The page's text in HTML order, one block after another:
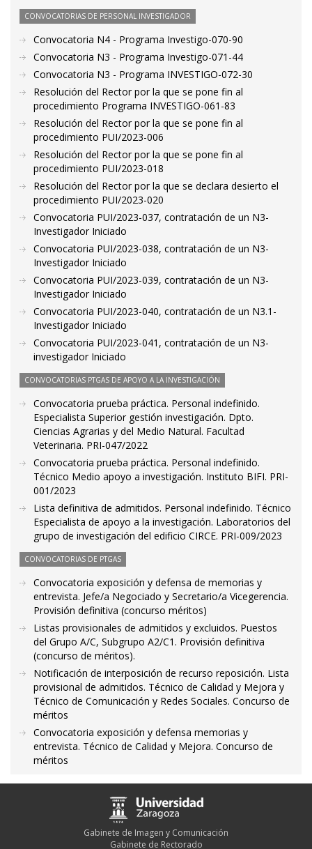
CONVOCATORIAS DE PERSONAL INVESTIGADOR
Convocatoria N4 - Programa Investigo-070-90
Convocatoria N3 - Programa Investigo-071-44
Convocatoria N3 - Programa INVESTIGO-072-30
Resolución del Rector por la que se pone fin al
procedimiento Programa INVESTIGO-061-83
Resolución del Rector por la que se pone fin al
procedimiento PUI/2023-006
Resolución del Rector por la que se pone fin al
procedimiento PUI/2023-018
Resolución del Rector por la que se declara desierto el
procedimiento PUI/2023-020
Convocatoria PUI/2023-037, contratación de un N3-
Investigador Iniciado
Convocatoria PUI/2023-038, contratación de un N3-
Investigador Iniciado
Convocatoria PUI/2023-039, contratación de un N3-
Investigador Iniciado
Convocatoria PUI/2023-040, contratación de un N3.1-
Investigador Iniciado
Convocatoria PUI/2023-041, contratación de un N3-
investigador Iniciado
CONVOCATORIAS PTGAS DE APOYO A LA INVESTIGACIÓN
Convocatoria prueba práctica. Personal indefinido.
Especialista Superior gestión investigación. Dpto.
Ciencias Agrarias y del Medio Natural. Facultad
Veterinaria. PRI-047/2022
Convocatoria prueba práctica. Personal indefinido.
Técnico Medio apoyo a investigación. Instituto BIFI. PRI-
001/2023
Lista definitiva de admitidos. Personal indefinido. Técnico
Especialista de apoyo a la investigación. Laboratorios del
grupo de investigación del edificio CIRCE. PRI-009/2023
CONVOCATORIAS DE PTGAS
Convocatoria exposición y defensa de memorias y
entrevista. Jefe/a Negociado y Secretario/a Vicegerencia.
Provisión definitiva (concurso méritos)
Listas provisionales de admitidos y excluidos. Puestos
del Grupo A/C, Subgrupo A2/C1. Provisión definitiva
(concurso de méritos).
Notificación de interposición de recurso reposición. Lista
provisional de admitidos. Técnico de Calidad y Mejora y
Técnico de Comunicación y Redes Sociales. Concurso de
méritos
Convocatoria exposición y defensa memorias y
entrevista. Técnico de Calidad y Mejora. Concurso de
méritos
Gabinete de Imagen y Comunicación
Gabinete de Rectorado